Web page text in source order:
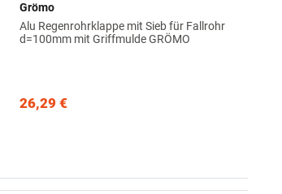
Grömo
Alu Regenrohrklappe mit Sieb für Fallrohr
d=100mm mit Griffmulde GRÖMO
26,29 €